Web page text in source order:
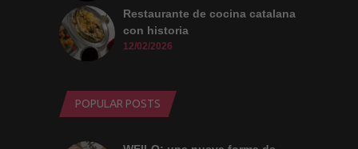
Restaurante de cocina catalana
con historia
12/02/2026
POPULAR POSTS